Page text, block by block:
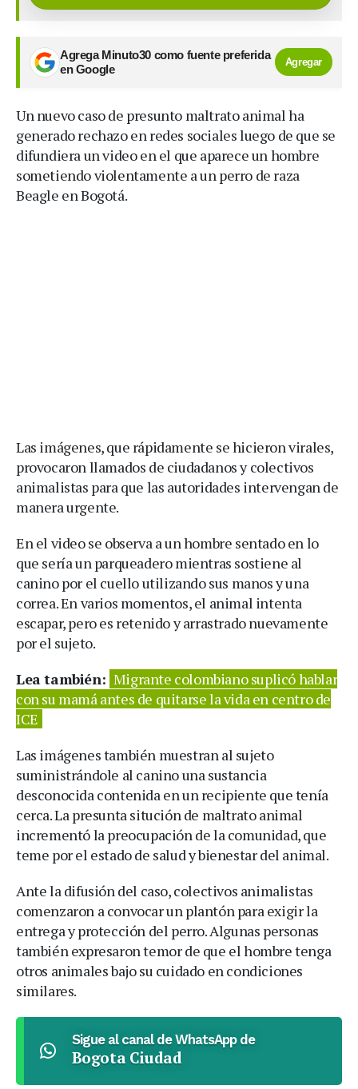
Agrega Minuto30 como fuente preferida
en Google
Agregar
Un nuevo caso de presunto maltrato animal ha
generado rechazo en redes sociales luego de que se
difundiera un video en el que aparece un hombre
sometiendo violentamente a un perro de raza
Beagle en Bogotá.
Las imágenes, que rápidamente se hicieron virales,
provocaron llamados de ciudadanos y colectivos
animalistas para que las autoridades intervengan de
manera urgente.
En el video se observa a un hombre sentado en lo
que sería un parqueadero mientras sostiene al
canino por el cuello utilizando sus manos y una
correa. En varios momentos, el animal intenta
escapar, pero es retenido y arrastrado nuevamente
por el sujeto.
Lea también: Migrante colombiano suplicó hablar
con su mamá antes de quitarse la vida en centro de
ICE
Las imágenes también muestran al sujeto
suministrándole al canino una sustancia
desconocida contenida en un recipiente que tenía
cerca. La presunta situción de maltrato animal
incrementó la preocupación de la comunidad, que
teme por el estado de salud y bienestar del animal.
Ante la difusión del caso, colectivos animalistas
comenzaron a convocar un plantón para exigir la
entrega y protección del perro. Algunas personas
también expresaron temor de que el hombre tenga
otros animales bajo su cuidado en condiciones
similares.
Sigue al canal de WhatsApp de
Bogota Ciudad